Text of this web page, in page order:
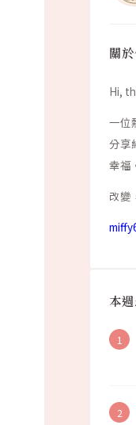
關
Hi,
一位
分享
幸福
改變
本